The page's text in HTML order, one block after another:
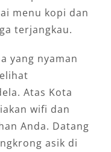
menu kopi dan
terjangkau.
yang nyaman
Atas Kota
wifi dan
Anda. Datang
asik di